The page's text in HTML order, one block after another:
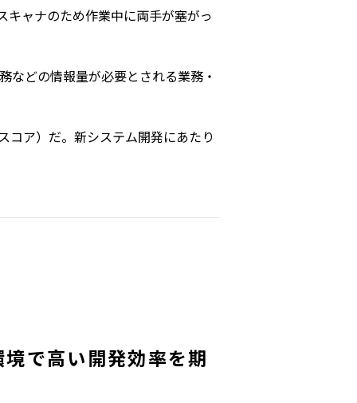
ャナのため作業中に両手が塞がっ
などの情報量が必要とされる業務・
ア）だ。新システム開発にあたり
で高い開発効率を期